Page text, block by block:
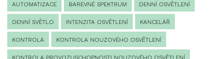
AUTOMATIZACE BAREVNÉ SPEKTRUM DENNÍ OSVĚTLENÍ
DENNÍ SVĚTLO INTENZITA OSVĚTLENÍ KANCELÁŘ
KONTROLA KONTROLA NOUZOVÉHO OSVĚTLENÍ
KONTROLA PROVOZUSCHOPNOSTI NOUZOVÉHO OSVĚTLENÍ